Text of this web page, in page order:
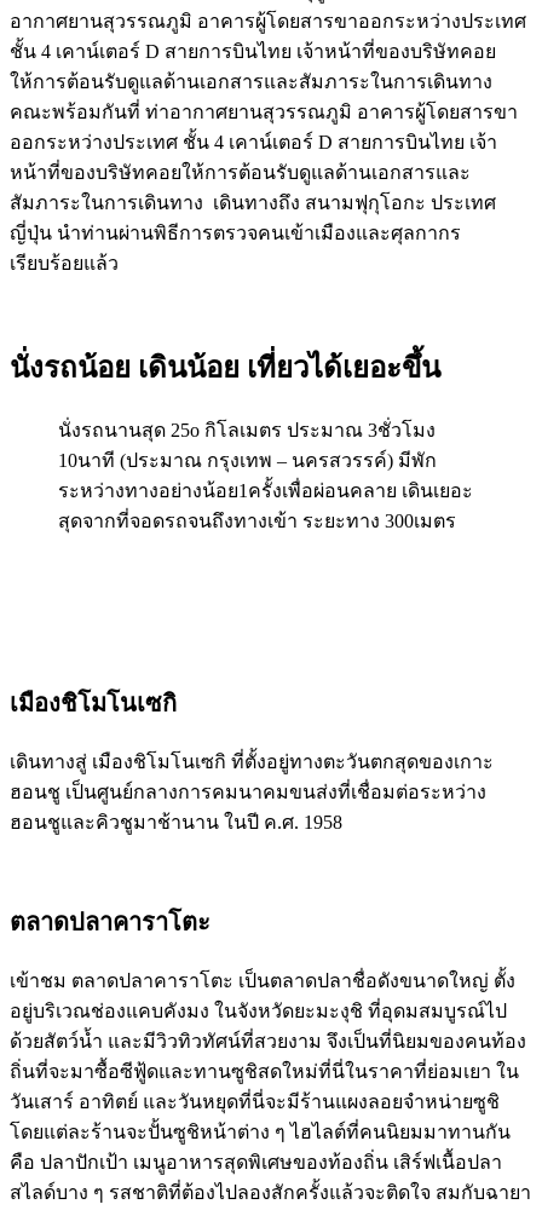
อากาศยานสุวรรณภูมิ อาคารผู้โดยสารขาออกระหว่างประเทศ
ชั้น 4 เคาน์เตอร์ D สายการบินไทย เจ้าหน้าที่ของบริษัทคอย
ให้การต้อนรับดูแลด้านเอกสารและสัมภาระในการเดินทาง
คณะพร้อมกันที่ ท่าอากาศยานสุวรรณภูมิ อาคารผู้โดยสารขา
ออกระหว่างประเทศ ชั้น 4 เคาน์เตอร์ D สายการบินไทย เจ้า
หน้าที่ของบริษัทคอยให้การต้อนรับดูแลด้านเอกสารและ
สัมภาระในการเดินทาง เดินทางถึง สนามฟุกุโอกะ ประเทศ
ญี่ปุ่น นำท่านผ่านพิธีการตรวจคนเข้าเมืองและศุลกากร
เรียบร้อยแล้ว
นั่งรถน้อย เดินน้อย เที่ยวได้เยอะขึ้น
นั่งรถนานสุด 25o กิโลเมตร ประมาณ 3ชั่วโมง
10นาที (ประมาณ กรุงเทพ – นครสวรรค์) มีพัก
ระหว่างทางอย่างน้อย1ครั้งเพื่อผ่อนคลาย เดินเยอะ
สุดจากที่จอดรถจนถึงทางเข้า ระยะทาง 300เมตร
เมืองชิโมโนเซกิ
เดินทางสู่ เมืองชิโมโนเซกิ ที่ตั้งอยู่ทางตะวันตกสุดของเกาะ
ฮอนชู เป็นศูนย์กลางการคมนาคมขนส่งที่เชื่อมต่อระหว่าง
ฮอนชูและคิวชูมาช้านาน ในปี ค.ศ. 1958
ตลาดปลาคาราโตะ
เข้าชม ตลาดปลาคาราโตะ เป็นตลาดปลาชื่อดังขนาดใหญ่ ตั้ง
อยู่บริเวณช่องแคบคังมง ในจังหวัดยะมะงุชิ ที่อุดมสมบูรณ์ไป
ด้วยสัตว์น้ำ และมีวิวทิวทัศน์ที่สวยงาม จึงเป็นที่นิยมของคนท้อง
ถิ่นที่จะมาซื้อซีฟู้ดและทานซูชิสดใหม่ที่นี่ในราคาที่ย่อมเยา ใน
วันเสาร์ อาทิตย์ และวันหยุดที่นี่จะมีร้านแผงลอยจำหน่ายซูชิ
โดยแต่ละร้านจะปั้นซูชิหน้าต่าง ๆ ไฮไลต์ที่คนนิยมมาทานกัน
คือ ปลาปักเป้า เมนูอาหารสุดพิเศษของท้องถิ่น เสิร์ฟเนื้อปลา
สไลด์บาง ๆ รสชาติที่ต้องไปลองสักครั้งแล้วจะติดใจ สมกับฉายา